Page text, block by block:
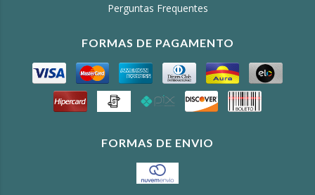
Perguntas Frequentes
FORMAS DE PAGAMENTO
FORMAS DE ENVIO